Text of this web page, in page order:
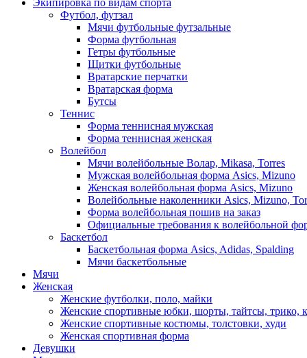
Экипировка по видам спорта
Футбол, футзал
Мячи футбольные футзальные
Форма футбольная
Гетры футбольные
Щитки футбольные
Вратарские перчатки
Вратарская форма
Бутсы
Теннис
Форма теннисная мужская
Форма теннисная женская
Волейбол
Мячи волейбольные Волар, Mikasa, Torres
Мужская волейбольная форма Asics, Mizuno
Женская волейбольная форма Asics, Mizuno
Волейбольные наколенники Asics, Mizuno,
Форма волейбольная пошив на заказ
Официальные требования к волейбольной
Баскетбол
Баскетбольная форма Asics, Adidas, Spalding
Мячи баскетбольные
Мячи
Женская
Женские футболки, поло, майки
Женские спортивные юбки, шорты, тайтсы, трико,
Женские спортивные костюмы, толстовки, худи
Женская спортивная форма
Девушки